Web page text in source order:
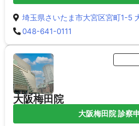
埼玉県さいたま市大宮区宮町1-5
048-641-0111
大阪梅田院
大阪梅田院 診察